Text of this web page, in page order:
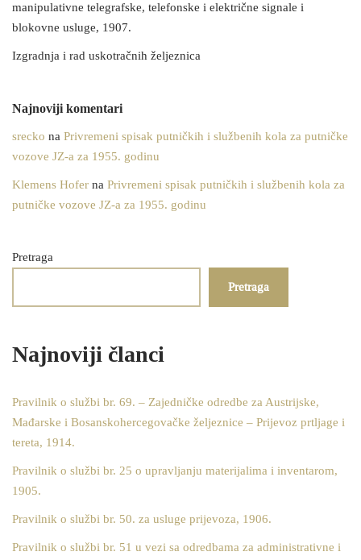
manipulativne telegrafske, telefonske i električne signale i
blokovne usluge, 1907.
Izgradnja i rad uskotračnih željeznica
Najnoviji komentari
srecko na Privremeni spisak putničkih i službenih kola za putničke
vozove JZ-a za 1955. godinu
Klemens Hofer na Privremeni spisak putničkih i službenih kola za
putničke vozove JZ-a za 1955. godinu
Pretraga
Pretraga
Najnoviji članci
Pravilnik o službi br. 69. – Zajedničke odredbe za Austrijske,
Mađarske i Bosanskohercegovačke željeznice – Prijevoz prtljage i
tereta, 1914.
Pravilnik o službi br. 25 o upravljanju materijalima i inventarom,
1905.
Pravilnik o službi br. 50. za usluge prijevoza, 1906.
Pravilnik o službi br. 51 u vezi sa odredbama za administrativne i